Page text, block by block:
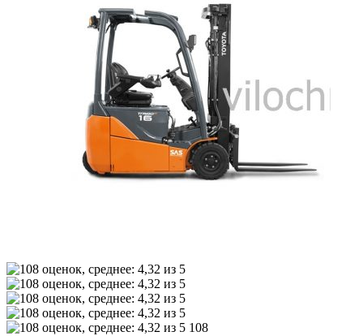
108